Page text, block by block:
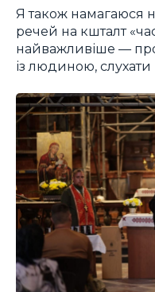
Я також намагаюся
речей на кшталт
найважливіше —
із людиною,